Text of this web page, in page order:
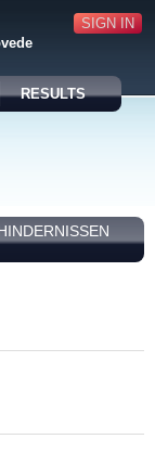
SIGN IN
RESULTS